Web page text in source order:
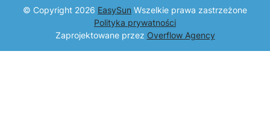
© Copyright 2026 EasySun ​ Wszelkie prawa zastrzeżone
Polityka prywatności
Zaprojektowane przez Overflow Agency